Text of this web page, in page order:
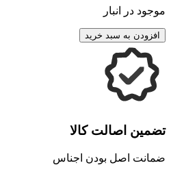
موجود در انبار
افزودن به سبد خرید
تضمین اصالت کالا
ضمانت اصل بودن اجناس